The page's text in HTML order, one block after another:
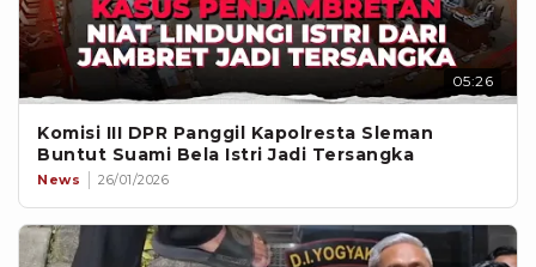
05:26
Komisi III DPR Panggil Kapolresta Sleman
Buntut Suami Bela Istri Jadi Tersangka
News 26/01/2026